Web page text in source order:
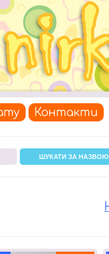
Контакти
ШУКАТИ ЗА НАЗВОЮ